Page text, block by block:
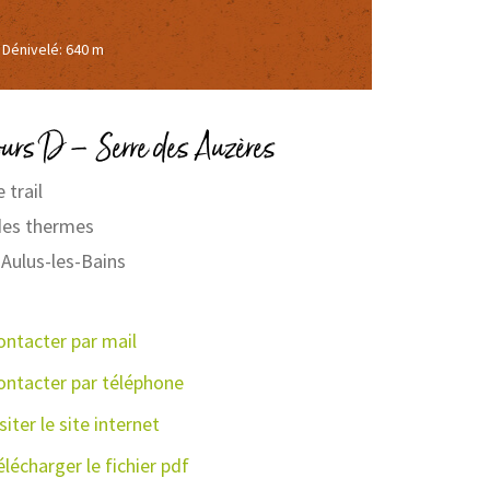
Dénivelé: 640 m
D – Serre des Auzères
trail
thermes
Aulus-les-Bains
par mail
par téléphone
le site internet
le fichier pdf